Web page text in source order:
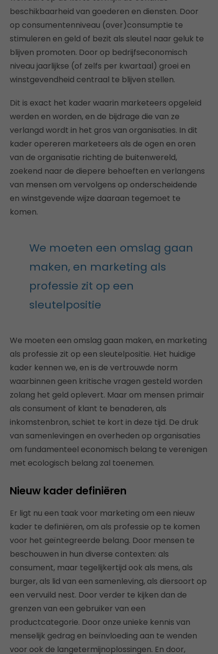
beschikbaarheid van goederen en diensten. Door
op consumentenniveau (over)consumptie te
stimuleren en geld of bezit als sleutel naar geluk te
blijven promoten. Door op bedrijfseconomisch
niveau jaarlijkse (of zelfs per kwartaal) groei en
winstgevendheid centraal te blijven stellen.
Dit is exact het kader waarin marketeers opgeleid
werden en worden, en de bijdrage die van ze
verlangd wordt in het gros van organisaties. In dit
kader opereren marketeers als de ogen en oren
van de organisatie richting de buitenwereld,
zoekend naar de diepere behoeften en verlangens
van mensen om vervolgens op onderscheidende
en winstgevende wijze daaraan tegemoet te
komen.
We moeten een omslag gaan
maken, en marketing als
professie zit op een
sleutelpositie
We moeten een omslag gaan maken, en marketing
als professie zit op een sleutelpositie. Het huidige
kader kennen we, en is de vertrouwde norm
waarbinnen geen kritische vragen gesteld worden
zolang het geld oplevert. Maar om mensen primair
als consument of klant te benaderen, als
inkomstenbron, schiet te kort in deze tijd. De druk
van samenlevingen en overheden op organisaties
om fundamenteel economisch belang te verenigen
met ecologisch belang zal toenemen.
Nieuw kader definiëren
Er ligt nu een taak voor marketing om een nieuw
kader te definiëren, om als professie op te komen
voor het geïntegreerde belang. Door mensen te
beschouwen in hun diverse contexten: als
consument, maar tegelijkertijd ook als mens, als
burger, als lid van een samenleving, als diersoort op
een vervuild nest. Door verder te kijken dan de
grenzen van een gebruiker van een
productcategorie. Door onze unieke kennis van
menselijk gedrag en beïnvloeding aan te wenden
voor ook de langetermijnoplossingen. En door,